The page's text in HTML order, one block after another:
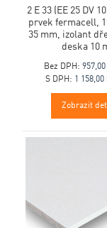
2 E 33 (EE 25 DV
prvek fermacell,
35 mm, izolant
deska 10
Bez DPH:
S DPH: 1
Zobrazit